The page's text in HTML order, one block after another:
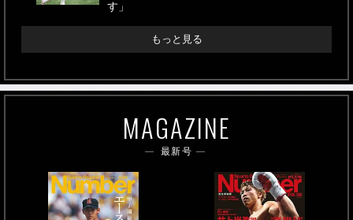
す」
もっと見る
MAGAZINE
最新号